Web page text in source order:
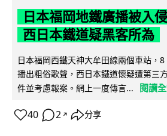
日本福岡地鐵廣播被入
西日本鐵道疑黑客所為
日本福岡西鐵天神大牟田線兩個車站，
播出粗俗歌聲，西日本鐵道懷疑遭第三
件並考慮報案。網上一度傳言...
閱讀
40 2 ↗ 分享